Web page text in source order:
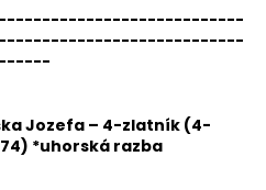
Jozefa – 4-zlatník (4-
*uhorská razba